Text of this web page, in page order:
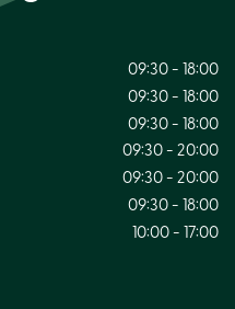
09:30 - 18:00
09:30 - 18:00
09:30 - 18:00
09:30 - 20:00
09:30 - 20:00
09:30 - 18:00
10:00 - 17:00